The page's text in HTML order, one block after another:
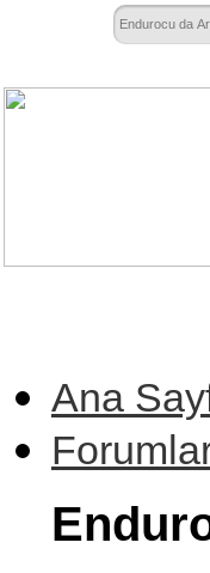
Ana